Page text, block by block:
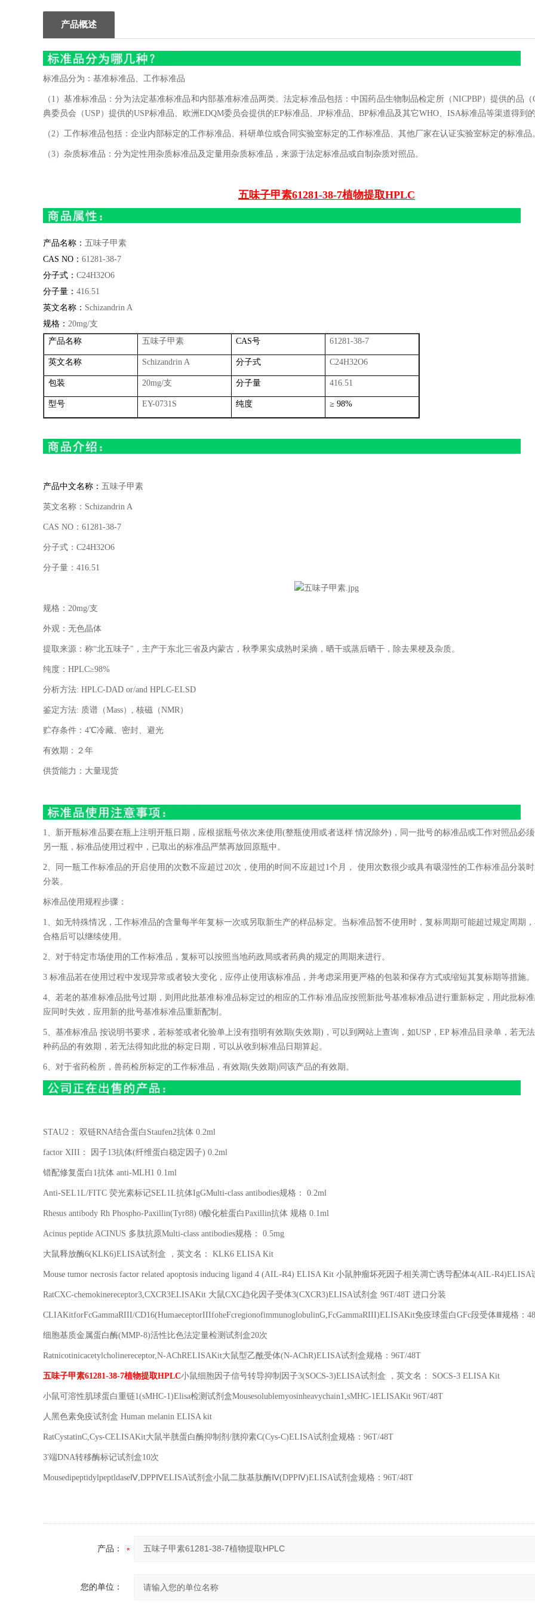
产品概述
标准品分为：基准标准品、工作标准品
（1）基准标准品：分为法定基准标准品和内部基准标准品两类。法定标准品包括：中国药品生物制品检定所（NICPBP）提供的品（
典委员会（USP）提供的USP标准品、欧洲EDQM委员会提供的EP标准品、JP标准品、BP标准品及其它WHO、ISA标准品等渠道得到的
（2）工作标准品包括：企业内部标定的工作标准品、科研单位或合同实验室标定的工作标准品、其他厂家在认证实验室标定的标准品
（3）杂质标准品：分为定性用杂质标准品及定量用杂质标准品，来源于法定标准品或自制杂质对照品。
五味子甲素61281-38-7植物提取HPLC
产品名称： 五味子甲素
CAS NO ： 61281-38-7
分子式： C24H32O6
分子量： 416.51
英文名称： Schizandrin A
规格： 20mg/支
产品名称
五味子甲素 CAS号 61281-38-7
英文名称 Schizandrin A 分子式 C24H32O6
包装 20mg/支 分子量 416.51
型号 EY-0731S 纯度 ≥ 98%
产品中文名称： 五味子甲素
英文名称： Schizandrin A
CAS NO ： 61281-38-7
分子式： C24H32O6
分子量： 416.51
规格： 20mg/支
外观：无色晶体
提取来源：称“北五味子"，主产于东北三省及内蒙古，秋季果实成熟时采摘，晒干或蒸后晒干，除去果梗及杂质。
纯度： HPLC≥98%
分析方法: HPLC-DAD or/and HPLC-ELSD
鉴定方法: 质谱（Mass） , 核磁（NMR）
贮存条件： 4℃冷藏、密封、避光
有效期：２年
供货能力：大量现货
1、新开瓶标准品要在瓶上注明开瓶日期，应根据瓶号依次来使用(整瓶使用或者送样 情况除外)，同一批号的标准品或工作对照品必
另一瓶，标准品使用过程中，已取出的标准品严禁再放回原瓶中。
2、同一瓶工作标准品的开启使用的次数不应超过20次，使用的时间不应超过1个月， 使用次数很少或具有吸湿性的工作标准品分装
分装。
标准品使用规程步骤：
1、如无特殊情况，工作标准品的含量每半年复标一次或另取新生产的样品标定。当标准品暂不使用时，复标周期可能超过规定周期，
合格后可以继续使用。
2、对于特定市场使用的工作标准品，复标可以按照当地药政局或者药典的规定的周期来进行。
3 标准品若在使用过程中发现异常或者较大变化，应停止使用该标准品，并考虑采用更严格的包装和保存方式或缩短其复标期等措施。
4、若老的基准标准品批号过期，则用此批基准标准品标定过的相应的工作标准品应按照新批号基准标准品进行重新标定，用此批标
应同时失效，应用新的批号基准标准品重新配制。
5、基准标准品 按说明书要求，若标签或者化验单上没有指明有效期(失效期)，可以到网站上查询，如USP，EP 标准品目录单，若无
种药品的有效期，若无法得知此批的标定日期，可以从收到标准品日期算起。
6、对于省药检所，兽药检所标定的工作标准品，有效期(失效期)同该产品的有效期。
STAU2 ： 双链RNA结合蛋白 Staufen2抗体 0.2ml
factor XIII ： 因子13抗体(纤维蛋白稳定因子) 0.2ml
错配修复蛋白 1抗体 anti-MLH1 0.1ml
Anti-SEL1L/FITC 荧光素标记SEL1L抗体IgGMulti-class antibodies规格： 0.2ml
Rhesus antibody Rh Phospho-Paxillin(Tyr88) 0酸化桩蛋白Paxillin抗体 规格 0.1ml
Acinus peptide ACINUS 多肽抗原Multi-class antibodies规格： 0.5mg
大鼠释放酶6(KLK6)ELISA试剂盒 ，英文名： KLK6 ELISA Kit
Mouse tumor necrosis factor related apoptosis inducing ligand 4 (AIL-R4) ELISA Kit 小鼠肿瘤坏死因子相关凋亡诱导配体4(AIL-R4)ELISA
RatCXC-chemokinereceptor3,CXCR3ELISAKit 大鼠CXC趋化因子受体3(CXCR3)ELISA试剂盒 96T/48T 进口分装
CLIAKitforFcGammaRIII/CD16(HumaeceptorIIIfoheFcregionofimmunoglobulinG,FcGammaRIII)ELISAKit免疫球蛋白GFc段受体Ⅲ规格：
细胞基质金属蛋白酶(MMP-8)活性比色法定量检测试剂盒20次
Ratnicotinicacetylcholinereceptor,N-AChRELISAKit大鼠型乙酰受体(N-AChR)ELISA试剂盒规格： 96T/48T
五味子甲素61281-38-7植物提取HPLC小鼠细胞因子信号转导抑制因子3(SOCS-3)ELISA试剂盒 ，英文名： SOCS-3 ELISA Kit
小鼠可溶性肌球蛋白重链1(sMHC-1)Elisa检测试剂盒Mousesolublemyosinheavychain1,sMHC-1ELISAKit 96T/48T
人黑色素免疫试剂盒 Human melanin ELISA kit
RatCystatinC,Cys-CELISAKit大鼠半胱蛋白酶抑制剂 /胱抑素C(Cys-C)ELISA试剂盒规格： 96T/48T
3′端DNA转移酶标记试剂盒10次
Mousedipeptidylpeptldase Ⅳ,DPP ⅣELISA试剂盒小鼠二肽基肽酶Ⅳ(DPP Ⅳ)ELISA试剂盒规格： 96T/48T
产品：
您的单位：